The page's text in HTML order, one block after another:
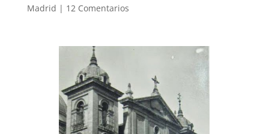
Madrid | 12 Comentarios